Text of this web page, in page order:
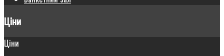
Ціни
Ціни